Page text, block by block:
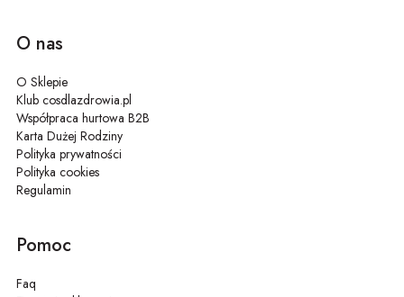
O nas
O Sklepie
Klub cosdlazdrowia.pl
Współpraca hurtowa B2B
Karta Dużej Rodziny
Polityka prywatności
Polityka cookies
Regulamin
Pomoc
Faq